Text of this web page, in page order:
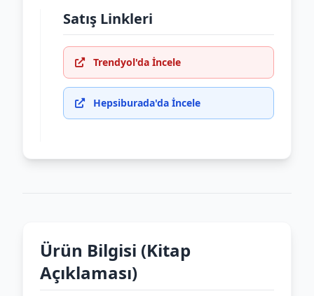
Satış Linkleri
Trendyol'da İncele
Hepsiburada'da İncele
Ürün Bilgisi (Kitap
Açıklaması)